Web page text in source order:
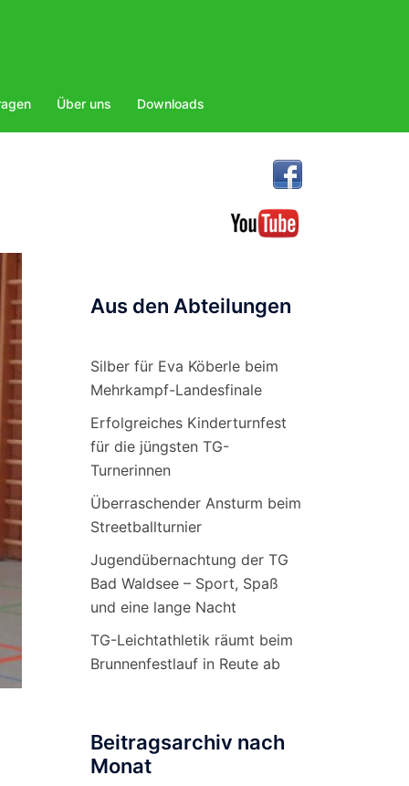
Über uns Downloads
Aus den Abteilungen
Silber für Eva Köberle beim
Mehrkampf-Landesfinale
Erfolgreiches Kinderturnfest
für die jüngsten TG-
Turnerinnen
Überraschender Ansturm beim
Streetballturnier
Jugendübernachtung der TG
Bad Waldsee – Sport, Spaß
und eine lange Nacht
TG-Leichtathletik räumt beim
Brunnenfestlauf in Reute ab
Beitragsarchiv nach
Monat